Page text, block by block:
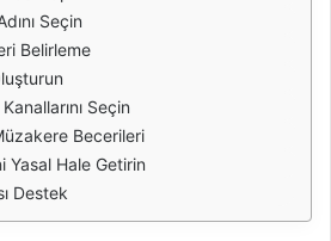
Seçin
Belirleme
Seçin
Becerileri
Yasal Hale Getirin
Destek